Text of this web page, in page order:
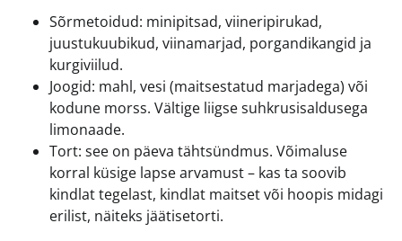
Sõrmetoidud: minipitsad, viineripirukad,
juustukuubikud, viinamarjad, porgandikangid ja
kurgiviilud.
Joogid: mahl, vesi (maitsestatud marjadega) või
kodune morss. Vältige liigse suhkrusisaldusega
limonaade.
Tort: see on päeva tähtsündmus. Võimaluse
korral küsige lapse arvamust – kas ta soovib
kindlat tegelast, kindlat maitset või hoopis midagi
erilist, näiteks jäätisetorti.